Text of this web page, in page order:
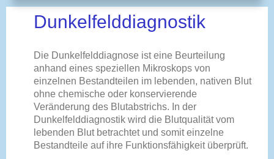
Dunkelfelddiagnostik
Die Dunkelfelddiagnose ist eine Beurteilung
anhand eines speziellen Mikroskops von
einzelnen Bestandteilen im lebenden, nativen Blut
ohne chemische oder konservierende
Veränderung des Blutabstrichs. In der
Dunkelfelddiagnostik wird die Blutqualität vom
lebenden Blut betrachtet und somit einzelne
Bestandteile auf ihre Funktionsfähigkeit überprüft.